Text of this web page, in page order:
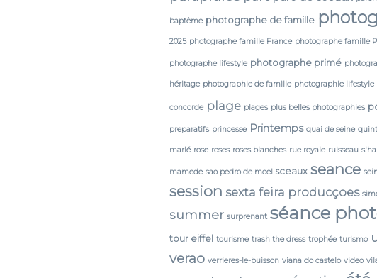
baptême photographe de famille
2025 photographe famille France photographe famille
photographe lifestyle photographe primé
héritage photographie de famille photographie lifestyle
concorde plage plages plus belles photographies
preparatifs princesse Printemps quai de seine
marié rose roses roses blanches rue royale ruisseau
mamede sao pedro de moel sceaux seance
session sexta feira producçoes
summer surprenant séance
tour eiffel tourisme trash the dress trophée turismo
verao verrieres-le-buisson viana do castelo video